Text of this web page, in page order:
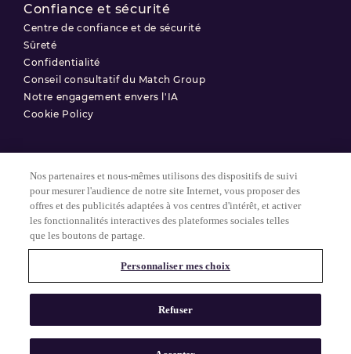
Confiance et sécurité
Centre de confiance et de sécurité
Sûreté
Confidentialité
Conseil consultatif du Match Group
Notre engagement envers l'IA
Cookie Policy
© 2025 Match Group.
Conditions d'utilisation
Politique de confidentialité
Tous droits réservés. MATCH GROUP, le logo MG et le fil bleu-gris
MG sont des marques déposées de Match Group Americas, LLC.
Toutes les autres marques sont la propriété de leurs détenteurs
Nos partenaires et nous-mêmes utilisons des dispositifs de suivi
pour mesurer l'audience de notre site Internet, vous proposer des
offres et des publicités adaptées à vos centres d'intérêt, et activer
les fonctionnalités interactives des plateformes sociales telles
que les boutons de partage.
Personnaliser mes choix
Refuser